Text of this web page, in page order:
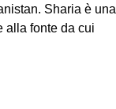
Sharia è una
alla fonte da cui